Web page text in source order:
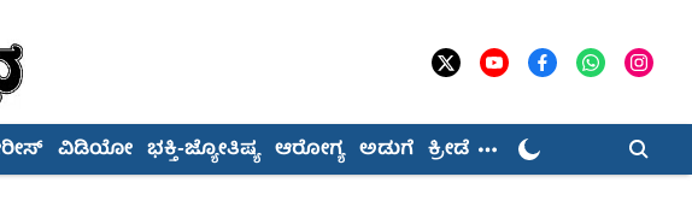
ವಿಡಿಯೋ ಭಕ್ತಿ-ಜ್ಯೋತಿಷ್ಯ ಆರೋಗ್ಯ ಅಡುಗೆ ಕ್ರೀಡೆ